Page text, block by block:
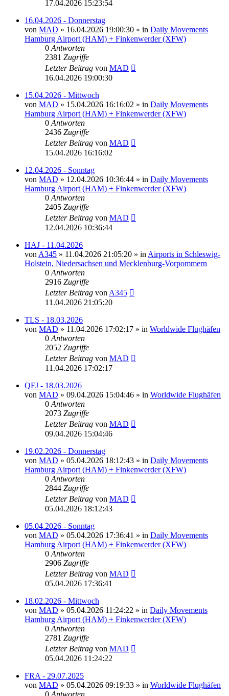
17.04.2026 15:23:54
16.04.2026 - Donnerstag
von MAD » 16.04.2026 19:00:30 » in Daily Movements
Hamburg Airport (HAM) + Finkenwerder (XFW)
0 Antworten
2381 Zugriffe
Letzter Beitrag von MAD
16.04.2026 19:00:30
15.04.2026 - Mittwoch
von MAD » 15.04.2026 16:16:02 » in Daily Movements
Hamburg Airport (HAM) + Finkenwerder (XFW)
0 Antworten
2436 Zugriffe
Letzter Beitrag von MAD
15.04.2026 16:16:02
12.04.2026 - Sonntag
von MAD » 12.04.2026 10:36:44 » in Daily Movements
Hamburg Airport (HAM) + Finkenwerder (XFW)
0 Antworten
2405 Zugriffe
Letzter Beitrag von MAD
12.04.2026 10:36:44
HAJ - 11.04.2026
von A345 » 11.04.2026 21:05:20 » in Airports in Schleswig-
Holstein, Niedersachsen und Mecklenburg-Vorpommern
0 Antworten
2916 Zugriffe
Letzter Beitrag von A345
11.04.2026 21:05:20
TLS - 18.03.2026
von MAD » 11.04.2026 17:02:17 » in Worldwide Flughäfen
0 Antworten
2052 Zugriffe
Letzter Beitrag von MAD
11.04.2026 17:02:17
QFJ - 18.03.2026
von MAD » 09.04.2026 15:04:46 » in Worldwide Flughäfen
0 Antworten
2073 Zugriffe
Letzter Beitrag von MAD
09.04.2026 15:04:46
19.02.2026 - Donnerstag
von MAD » 05.04.2026 18:12:43 » in Daily Movements
Hamburg Airport (HAM) + Finkenwerder (XFW)
0 Antworten
2844 Zugriffe
Letzter Beitrag von MAD
05.04.2026 18:12:43
05.04.2026 - Sonntag
von MAD » 05.04.2026 17:36:41 » in Daily Movements
Hamburg Airport (HAM) + Finkenwerder (XFW)
0 Antworten
2906 Zugriffe
Letzter Beitrag von MAD
05.04.2026 17:36:41
18.02.2026 - Mittwoch
von MAD » 05.04.2026 11:24:22 » in Daily Movements
Hamburg Airport (HAM) + Finkenwerder (XFW)
0 Antworten
2781 Zugriffe
Letzter Beitrag von MAD
05.04.2026 11:24:22
FRA - 29.07.2025
von MAD » 05.04.2026 09:19:33 » in Worldwide Flughäfen
0 Antworten